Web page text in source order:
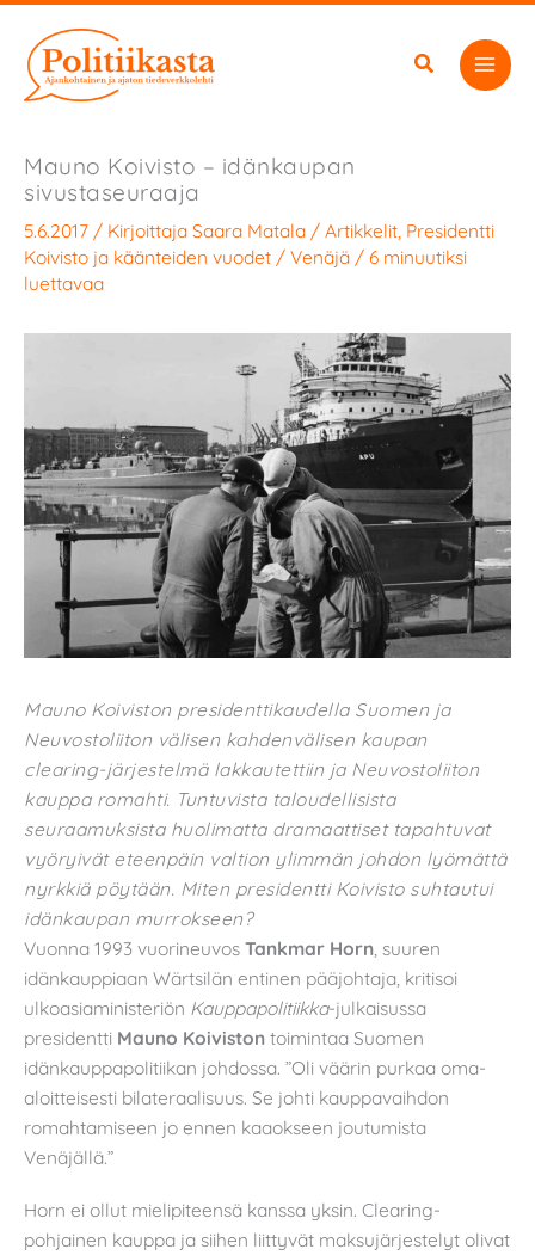
sisältöön
Mauno Koivisto – idänkaupan
sivustaseuraaja
5.6.2017 / Kirjoittaja Saara Matala / Artikkelit Presidentti
Koivisto ja käänteiden vuodet / Venäjä / 6 minuutiksi
luettavaa
Mauno Koiviston presidenttikaudella Suomen ja
Neuvostoliiton välisen kahdenvälisen kaupan
clearing-järjestelmä lakkautettiin ja Neuvostoliiton
kauppa romahti. Tuntuvista taloudellisista
seuraamuksista huolimatta dramaattiset tapahtuvat
vyöryivät eteenpäin valtion ylimmän johdon lyömättä
nyrkkiä pöytään. Miten presidentti Koivisto suhtautui
idänkaupan murrokseen?
Vuonna 1993 vuorineuvos Tankmar Horn, suuren
idänkauppiaan Wärtsilän entinen pääjohtaja, kritisoi
ulkoasiaministeriön Kauppapolitiikka-julkaisussa
presidentti Mauno Koiviston toimintaa Suomen
idänkauppapolitiikan johdossa. ”Oli väärin purkaa oma-
aloitteisesti bilateraalisuus. Se johti kauppavaihdon
romahtamiseen jo ennen kaaokseen joutumista
Venäjällä.”
Horn ei ollut mielipiteensä kanssa yksin. Clearing-
pohjainen kauppa ja siihen liittyvät maksujärjestelyt olivat